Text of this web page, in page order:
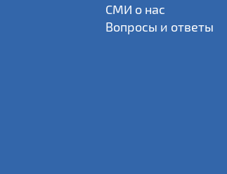
СМИ о нас
Вопросы и ответы